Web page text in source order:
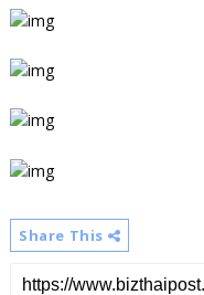
Share This